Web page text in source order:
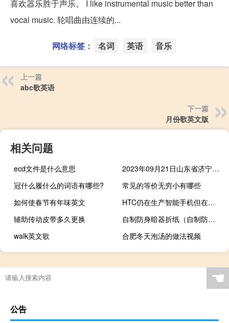
喜欢器乐胜于声乐。 I like instrumental music better than
vocal music. 轮唱曲由连续的...
网络标签： 名词 英语 音乐
上一篇
abc歌英语
下一篇
月份歌英文版
相关问题
ecd文件是什么意思
2023年09月21日山东省济宁市疫情大数据-今日/今天疫情全网搜索最新实时消息动态情况通知播报
冠什么履什么的词语有哪些?
常见的等价无穷小有哪些
如何使春节有年味英文
HTC仍在生产智能手机但在市场营销方面仍做得不太好
辅助传动皮带多久更换
自制防身暗器折纸（自制防身小暗器）
walk英文歌
合肥冬天泡汤的做法视频
☚
公告